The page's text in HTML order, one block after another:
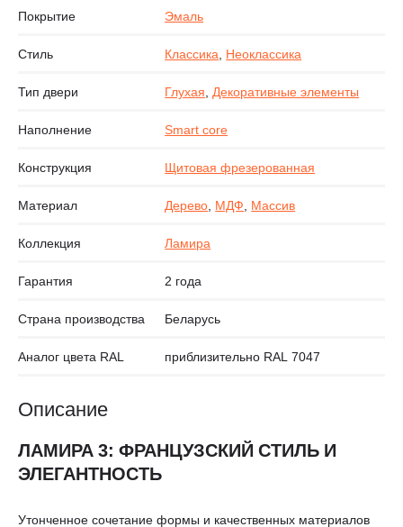
Покрытие Эмаль
Стиль Классика, Неоклассика
Тип двери Глухая,Декоративные элементы
Наполнение Smart core
Конструкция Щитовая фрезерованная
Материал Дерево, МДФ, Массив
Коллекция Ламира
Гарантия 2 года
Страна производства Беларусь
Аналог цвета RAL приблизительно RAL 7047
Описание
ЛАМИРА 3: ФРАНЦУЗСКИЙ СТИЛЬ И
ЭЛЕГАНТНОСТЬ
Утонченное сочетание формы и качественных материалов